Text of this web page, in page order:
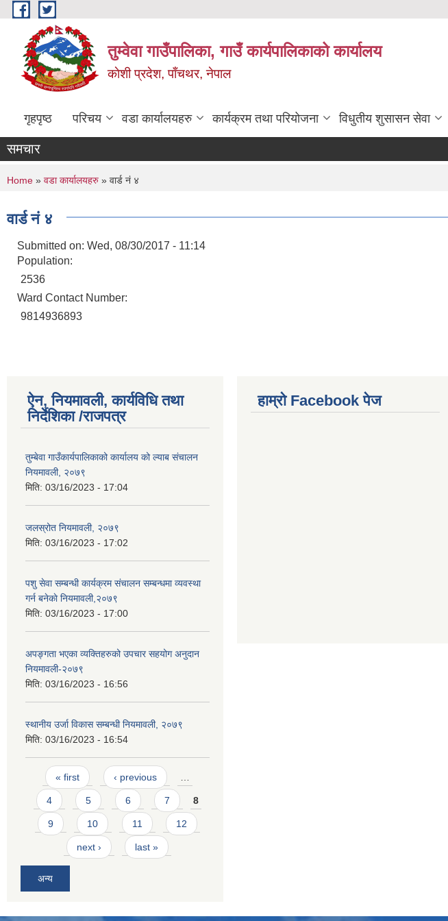
Skip to main content
तुम्वेवा गाउँपालिका, गाउँ कार्यपालिकाको कार्यालय
काेशी प्रदेश, पाँचथर, नेपाल
गृहपृष्ठ परिचय वडा कार्यालयहरु कार्यक्रम तथा परियोजना विधुतीय शुसासन सेवा
समचार
You are here
Home » वडा कार्यालयहरु » वार्ड नं ४
वार्ड नं ४
Submitted on: Wed, 08/30/2017 - 11:14
Population:
2536
Ward Contact Number:
9814936893
ऐन, नियमावली, कार्यविधि तथा
निर्देशिका /राजपत्र
तुम्बेवा गाउँकार्यपालिकाको कार्यालय को ल्याब संचालन
नियमावली, २०७९
मिति: 03/16/2023 - 17:04
जलस्रोत नियमावली, २०७९
मिति: 03/16/2023 - 17:02
पशु सेवा सम्बन्धी कार्यक्रम संचालन सम्बन्धमा व्यवस्था
गर्न बनेकाे नियमावली,२०७९
मिति: 03/16/2023 - 17:00
अपङ्गता भएका व्यक्तिहरुको उपचार सहयोग अनुदान
नियमावली-२०७९
मिति: 03/16/2023 - 16:56
स्थानीय उर्जा विकास सम्बन्धी नियमावली, २०७९
मिति: 03/16/2023 - 16:54
Pages
« first ‹ previous
4 5 6 7 8
9 10 11 12
next › last »
अन्य
हाम्राे Facebook पेज